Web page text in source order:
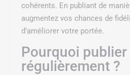
cohérents. En publiant de
augmentez vos chances de
d’améliorer votre portée.
Pourquoi publier
régulièrement ?